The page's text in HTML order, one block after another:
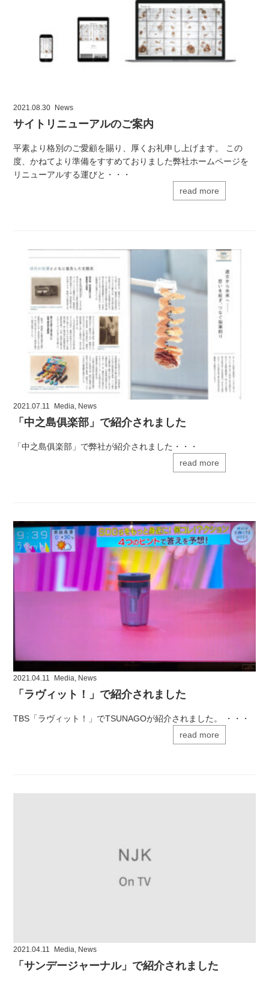
2021.08.30 News
サイトリニューアルのご案内
平素より格別のご愛顧を賜り、厚くお礼申し上げます。 この
度、かねてより準備をすすめておりました弊社ホームページを
リニューアルする運びと・・・
read more
2021.07.11 Media News
「中之島俱楽部」で紹介されました
「中之島俱楽部」で弊社が紹介されました・・・
read more
2021.04.11 Media News
「ラヴィット！」で紹介されました
TBS「ラヴィット！」でTSUNAGOが紹介されました。 ・・・
read more
2021.04.11 Media, News
「サンデージャーナル」で紹介されました